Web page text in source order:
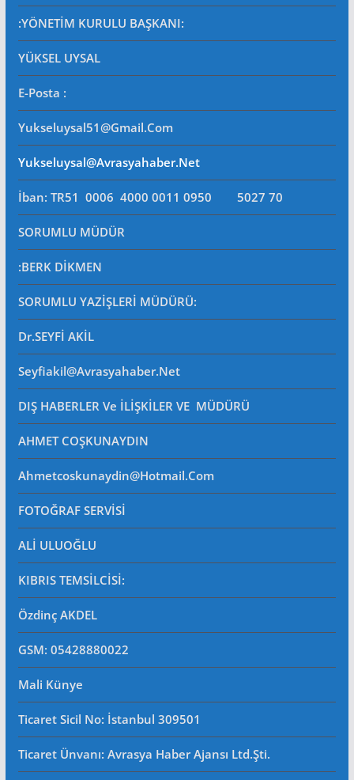
:YÖNETİM KURULU BAŞKANI:
YÜKSEL UYSAL
E-Posta :
Yukseluysal51@gmail.com
Yukseluysal@avrasyahaber.net
İban: TR51 0006 4000 0011 0950 5027 70
SORUMLU MÜDÜR
:BERK DİKMEN
SORUMLU YAZİŞLERİ MÜDÜRÜ:
Dr.SEYFİ AKİL
Seyfiakil@avrasyahaber.net
DIŞ HABERLER Ve İLİŞKİLER VE MÜDÜRÜ
AHMET COŞKUNAYDIN
Ahmetcoskunaydin@hotmail.com
FOTOĞRAF SERVİSİ
ALİ ULUOĞLU
KIBRIS TEMSİLCİSİ:
Özdinç AKDEL
GSM: 05428880022
Mali Künye
Ticaret Sicil No: İstanbul 309501
Ticaret Ünvanı: Avrasya Haber Ajansı Ltd.Şti.